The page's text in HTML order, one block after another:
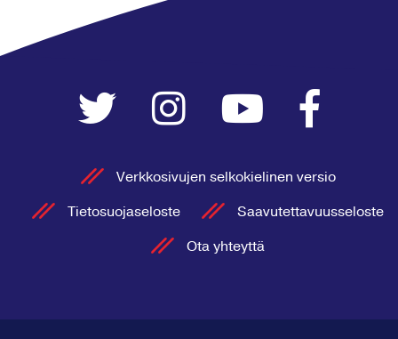
Verkkosivujen selkokielinen versio
Tietosuojaseloste
Saavutettavuusseloste
Ota yhteyttä